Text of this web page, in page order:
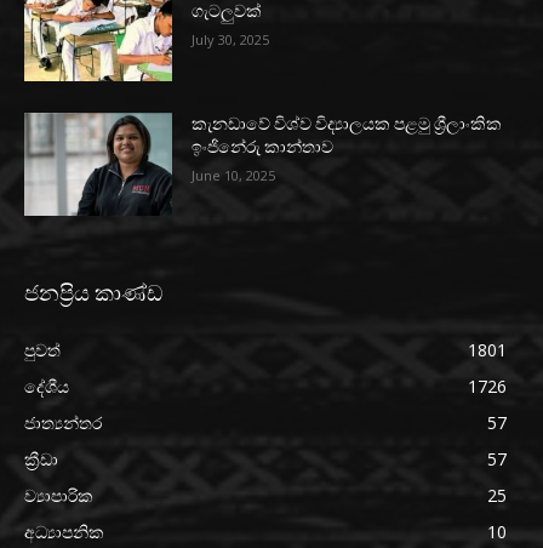
ගැටලුවක්
July 30, 2025
කැනඩාවේ විශ්ව විද්‍යාලයක පළමු ශ්‍රීලාංකික
ඉංජිනේරු කාන්තාව
June 10, 2025
ජනප්‍රිය කාණ්ඩ
පුවත්
1801
දේශීය
1726
ජාත්‍යන්තර
57
ක්‍රීඩා
57
ව්‍යාපාරික
25
අධ්‍යාපනික
10